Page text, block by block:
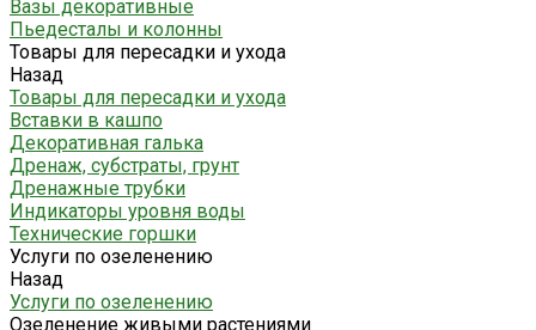
Вазы декоративные
Пьедесталы и колонны
Товары для пересадки и ухода
Назад
Товары для пересадки и ухода
Вставки в кашпо
Декоративная галька
Дренаж, субстраты, грунт
Дренажные трубки
Индикаторы уровня воды
Технические горшки
Услуги по озеленению
Назад
Услуги по озеленению
Озеленение живыми растениями